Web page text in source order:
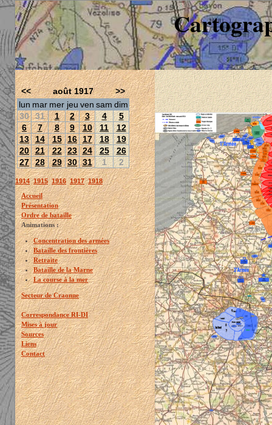
<< août 1917
>>
lun mar mer jeu ven sam dim
30 31 1 2 3 4
5
6
7 8 9 10 11
12
13 14 15 16 17 18
19
20 21 22 23 24 25
26
27 28 29 30 31 1 2
1914 1915 1916 1917 1918
Accueil
Présentation
Ordre de bataille
Animations :
Concentration des armées
Bataille des frontières
Retraite
Bataille de la Marne
La course à la mer
Secteur de Craonne
Correspondance RI-DI
Mises à jour
Sources
Liens
Contact